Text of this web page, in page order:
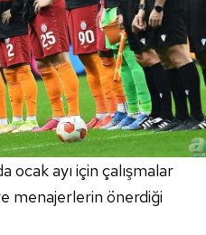
ocak ayı için çalışmalar
menajerlerin önerdiği